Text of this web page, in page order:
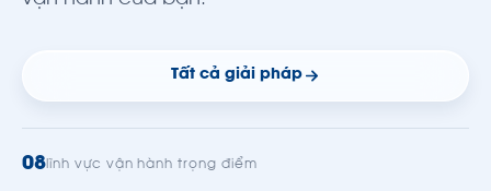
Tất cả giải pháp
08 lĩnh vực vận hành trọng điểm